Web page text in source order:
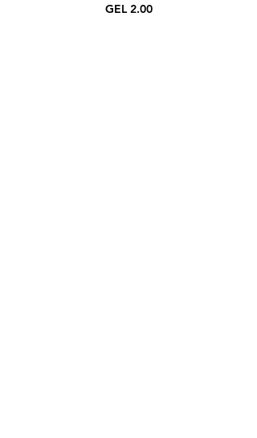
Price
GEL 2.00